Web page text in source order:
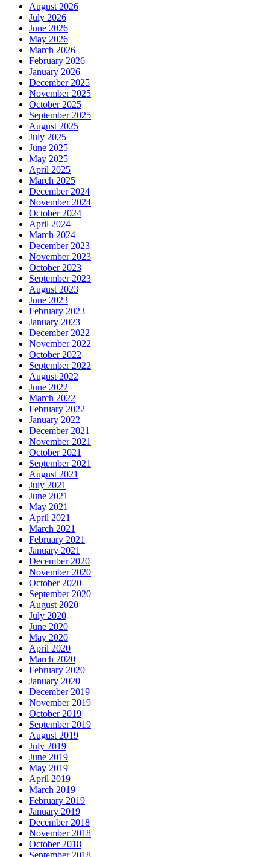
August 2026
July 2026
June 2026
May 2026
March 2026
February 2026
January 2026
December 2025
November 2025
October 2025
September 2025
August 2025
July 2025
June 2025
May 2025
April 2025
March 2025
December 2024
November 2024
October 2024
April 2024
March 2024
December 2023
November 2023
October 2023
September 2023
August 2023
June 2023
February 2023
January 2023
December 2022
November 2022
October 2022
September 2022
August 2022
June 2022
March 2022
February 2022
January 2022
December 2021
November 2021
October 2021
September 2021
August 2021
July 2021
June 2021
May 2021
April 2021
March 2021
February 2021
January 2021
December 2020
November 2020
October 2020
September 2020
August 2020
July 2020
June 2020
May 2020
April 2020
March 2020
February 2020
January 2020
December 2019
November 2019
October 2019
September 2019
August 2019
July 2019
June 2019
May 2019
April 2019
March 2019
February 2019
January 2019
December 2018
November 2018
October 2018
September 2018